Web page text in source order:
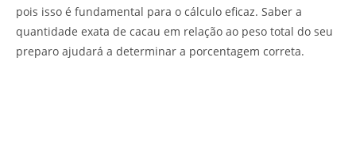
pois isso é fundamental para o cálculo eficaz. Saber a
quantidade exata de cacau em relação ao peso total do seu
preparo ajudará a determinar a porcentagem correta.